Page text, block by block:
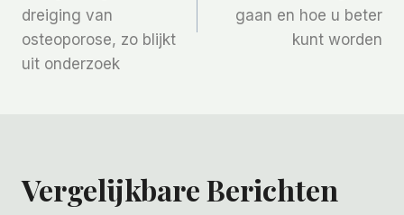
dreiging van
osteoporose, zo blijkt
uit onderzoek
gaan en hoe u beter
kunt worden
Vergelijkbare Berichten